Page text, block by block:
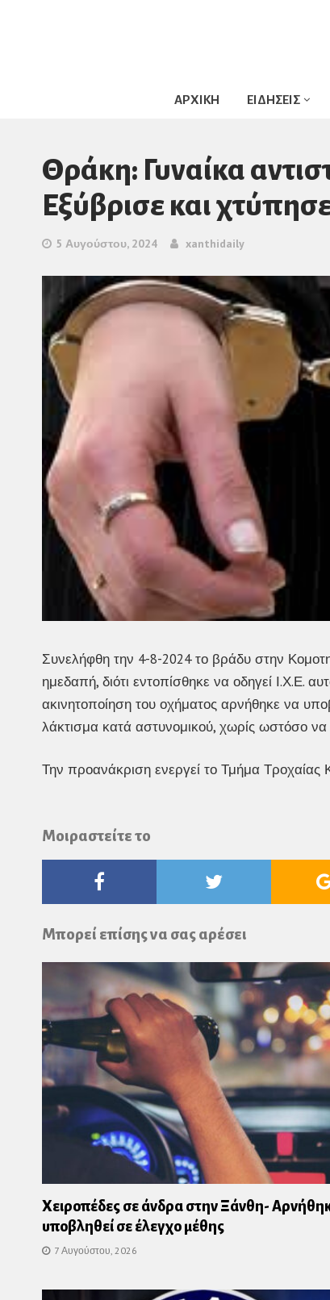
ΑΡΧΙΚΗ ΕΙΔΗΣΕΙΣ
Θράκη: Γυναίκα
Εξύβρισε και
5 Αυγούστου, 2024 xanthidaily
Συνελήφθη την 4-8-2024 το βράδυ στην
ημεδαπή, διότι εντοπίσθηκε να οδηγεί Ι.Χ.Ε.
ακινητοποίηση του οχήματος αρνήθηκε να
λάκτισμα κατά αστυνομικού, χωρίς ωστόσο να
Την προανάκριση ενεργεί το Τμήμα Τροχαίας
Μοιραστείτε το
Twitter
Μπορεί επίσης να σας αρέσει
Χειροπέδες σε άνδρα στην Ξάνθη-
υποβληθεί σε έλεγχο μέθης
7 Αυγούστου, 2026